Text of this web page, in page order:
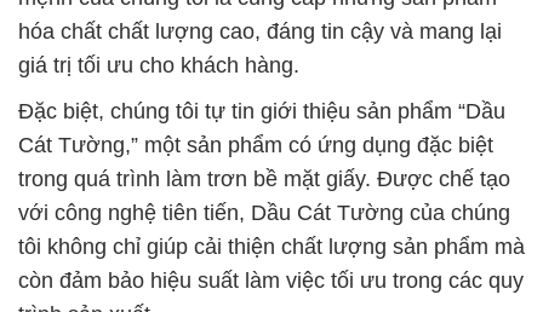
hóa chất chất lượng cao, đáng tin cậy và mang lại
giá trị tối ưu cho khách hàng.
Đặc biệt, chúng tôi tự tin giới thiệu sản phẩm “Dầu
Cát Tường,” một sản phẩm có ứng dụng đặc biệt
trong quá trình làm trơn bề mặt giấy. Được chế tạo
với công nghệ tiên tiến, Dầu Cát Tường của chúng
tôi không chỉ giúp cải thiện chất lượng sản phẩm mà
còn đảm bảo hiệu suất làm việc tối ưu trong các quy